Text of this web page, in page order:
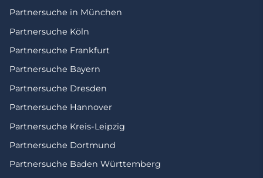
Partnersuche in München
Partnersuche Köln
Partnersuche Frankfurt
Partnersuche Bayern
Partnersuche Dresden
Partnersuche Hannover
Partnersuche Kreis-Leipzig
Partnersuche Dortmund
Partnersuche Baden Württemberg